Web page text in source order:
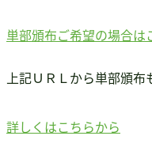
単部頒布ご希望の場合は
上記ＵＲＬから単部頒布
詳しくはこちらから